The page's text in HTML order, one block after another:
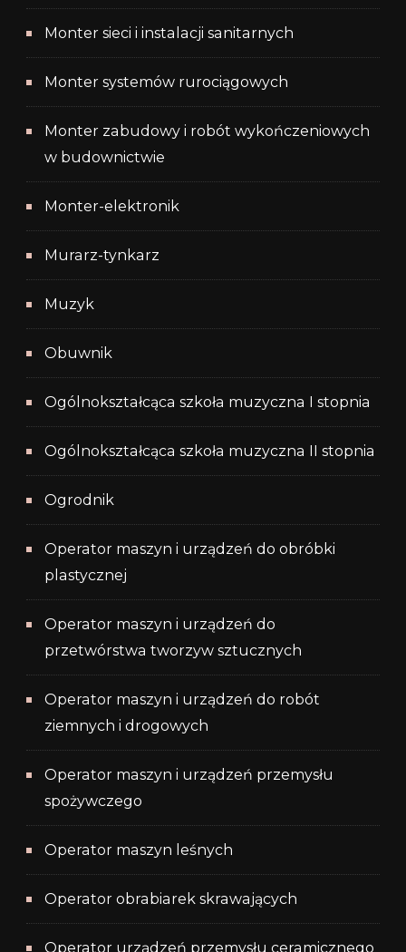
Monter sieci i instalacji sanitarnych
Monter systemów rurociągowych
Monter zabudowy i robót wykończeniowych
w budownictwie
Monter-elektronik
Murarz-tynkarz
Muzyk
Obuwnik
Ogólnokształcąca szkoła muzyczna I stopnia
Ogólnokształcąca szkoła muzyczna II stopnia
Ogrodnik
Operator maszyn i urządzeń do obróbki
plastycznej
Operator maszyn i urządzeń do
przetwórstwa tworzyw sztucznych
Operator maszyn i urządzeń do robót
ziemnych i drogowych
Operator maszyn i urządzeń przemysłu
spożywczego
Operator maszyn leśnych
Operator obrabiarek skrawających
Operator urządzeń przemysłu ceramicznego